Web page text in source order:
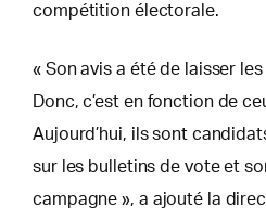
compétition électorale.
« Son avis a été de laisser
Donc, c’est en fonction de
Aujourd’hui, ils sont
sur les bulletins de vote et
campagne », a ajouté la